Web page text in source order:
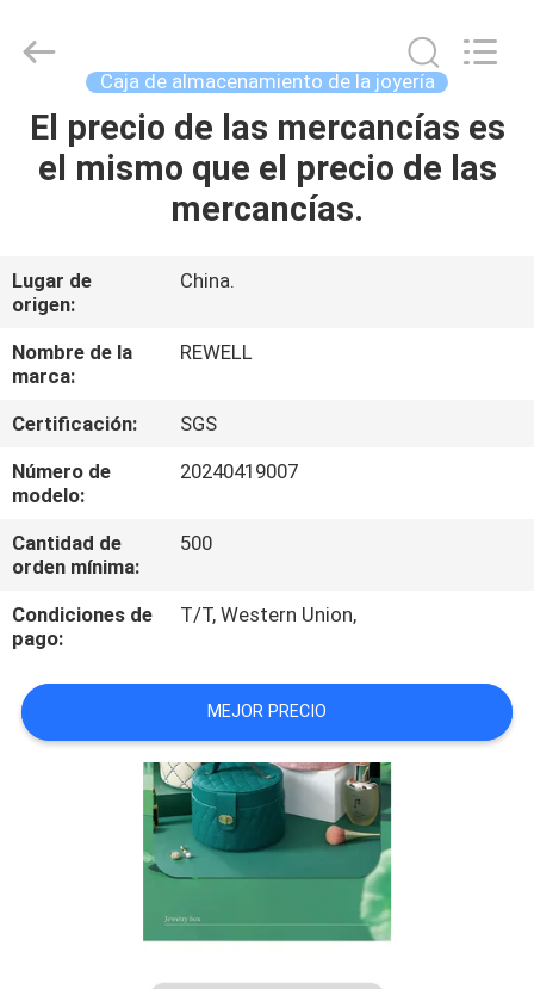
HOGAR
PRODUCTOS
SOBRE
NOSOTROS
VIAJE
DE
LA
DE
CALIDAD
MAPA
Limited.
Caja de almacenamiento de la joyería
El precio de las mercancías es
el mismo que el precio de las
mercancías.
Lugar de
origen:
China.
Nombre de la
marca:
REWELL
Certificación:
SGS
Número de
modelo:
20240419007
Cantidad de
orden mínima:
500
Condiciones de
pago:
T/T, Western Union,
MEJOR PRECIO